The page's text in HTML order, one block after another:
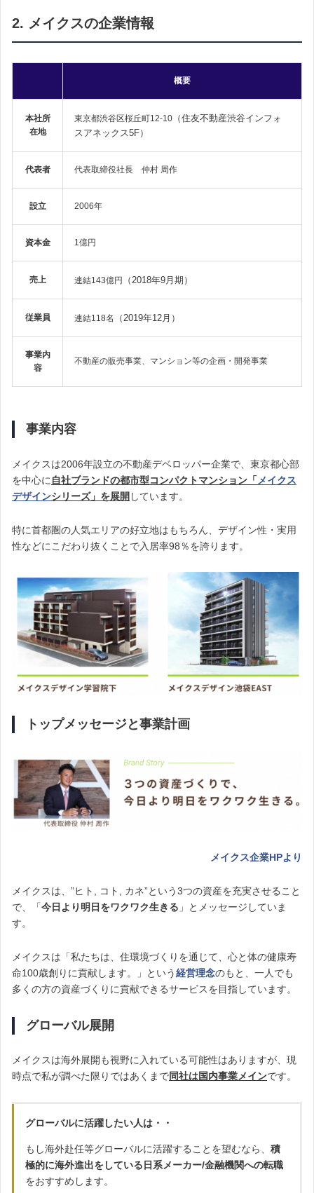
2. メイクスの企業情報
概要
本社所
在地
東京都渋谷区桜丘町12-10 （住友不動産渋谷インフォ
スアネックス5F）
代表者 代表取締役社長 仲村 周作
設立 2006年
資本金 1億円
売上 連結143億円 （2018年9月期）
従業員 連結118名 （2019年12月）
事業内
容
不動産の販売事業、マンション等の企画・開発事業
事業内容
メイクスは2006年設立の不動産デベロッパー企業で、東京都心部
を中心に 自社ブランドの都市型コンパクトマンション「メイクス
デザインシリーズ」を展開しています。
特に首都圏の人気エリアの好立地はもちろん、デザイン性・実用
性などにこだわり抜くことで入居率98％を誇ります。
トップメッセージと事業計画
メイクス企業HPより
メイクスは、”ヒト, コト, カネ”という3つの資産を充実させること
で、「今日より明日をワクワク生きる 」とメッセージしていま
す。
メイクスは「私たちは、住環境づくりを通じて、心と体の健康寿
命100歳創りに貢献します。」という経営理念のもと、一人でも
多くの方の資産づくりに貢献できるサービスを目指しています。
グローバル展開
メイクスは海外展開も視野に入れている可能性はありますが、現
時点で私が調べた限りではあくまで同社は国内事業メインです。
グローバルに活躍したい人は・・
もし海外赴任等グローバルに活躍することを望むなら、 積
極的に海外進出をしている日系メーカー/金融機関への転職
をおすすめします。